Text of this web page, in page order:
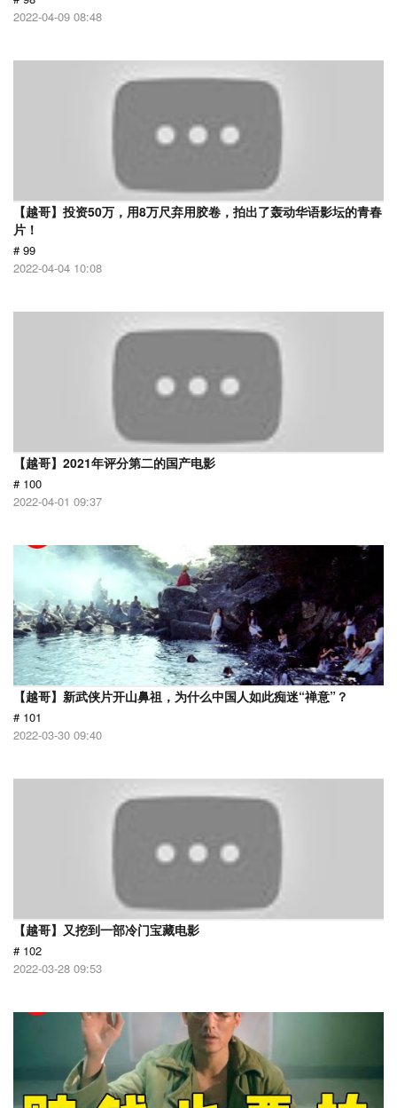
2022-04-09 08:48
【越哥】投资50万，用8万尺弃用胶卷，拍出了轰动华语影坛的青春
片！
# 99
2022-04-04 10:08
【越哥】2021年评分第二的国产电影
# 100
2022-04-01 09:37
【越哥】新武侠片开山鼻祖，为什么中国人如此痴迷“禅意”？
# 101
2022-03-30 09:40
【越哥】又挖到一部冷门宝藏电影
# 102
2022-03-28 09:53